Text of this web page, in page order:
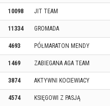
10098 JIT TEAM
11334 GROMADA
4693 PÓŁMARATON MENDY
1469 ZABIEGANA AGA TEAM
3874 AKTYWNI KOCIEWIACY
4574 KSIĘGOWI Z PASJĄ